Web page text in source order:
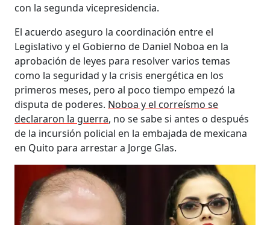
con la segunda vicepresidencia.
El acuerdo aseguro la coordinación entre el
Legislativo y el Gobierno de Daniel Noboa en la
aprobación de leyes para resolver varios temas
como la seguridad y la crisis energética en los
primeros meses, pero al poco tiempo empezó la
disputa de poderes. Noboa y el correísmo se
declararon la guerra, no se sabe si antes o después
de la incursión policial en la embajada de mexicana
en Quito para arrestar a Jorge Glas.